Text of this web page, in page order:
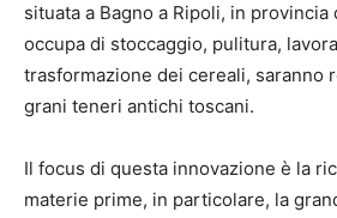
situata a Bagno a Ripoli, in provincia
occupa di stoccaggio, pulitura,
trasformazione dei cereali, saranno
grani teneri antichi toscani.
Il focus di questa innovazione è la
materie prime, in particolare, la